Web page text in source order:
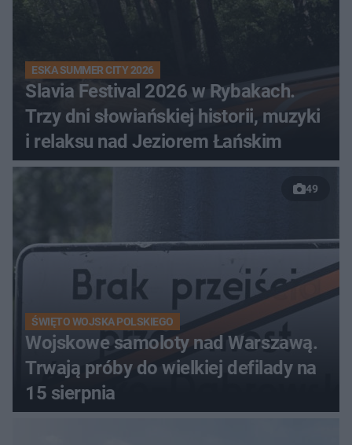
ESKA SUMMER CITY 2026
Slavia Festival 2026 w Rybakach.
Trzy dni słowiańskiej historii, muzyki
i relaksu nad Jeziorem Łańskim
49
ŚWIĘTO WOJSKA POLSKIEGO
Wojskowe samoloty nad Warszawą.
Trwają próby do wielkiej defilady na
15 sierpnia